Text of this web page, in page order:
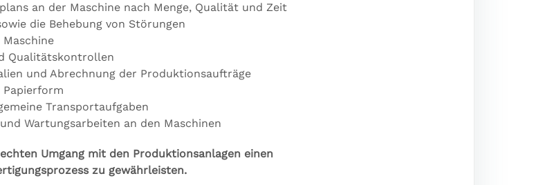
an der Maschine nach Menge, Qualität und Zeit
die Behebung von Störungen
Qualitätskontrollen
und Abrechnung der Produktionsaufträge
Transportaufgaben
Wartungsarbeiten an den Maschinen
Umgang mit den Produktionsanlagen einen
zu gewährleisten.